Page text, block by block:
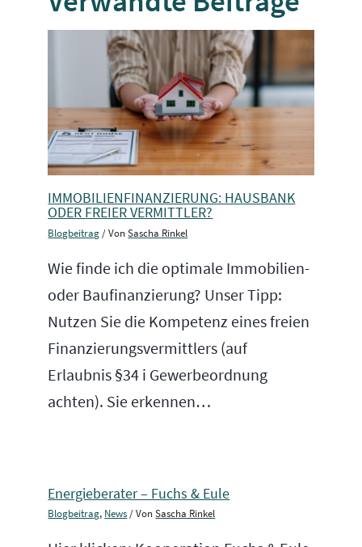
IMMOBILIENFINANZIERUNG: HAUSBANK
ODER FREIER VERMITTLER?
Blogbeitrag / VonSascha Rinkel
Wie finde ich die optimale Immobilien-
oder Baufinanzierung? Unser Tipp:
Nutzen Sie die Kompetenz eines freien
Finanzierungsvermittlers (auf
Erlaubnis §34 i Gewerbeordnung
achten). Sie erkennen…
Energieberater – Fuchs & Eule
Blogbeitrag, News / VonSascha Rinkel